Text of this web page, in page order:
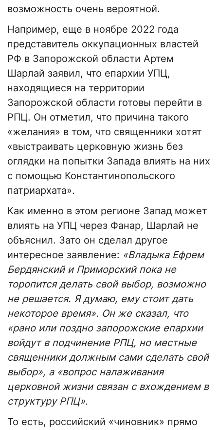
возможность очень вероятной.
Например, еще в ноябре 2022 года
представитель оккупационных властей
РФ в Запорожской области Артем
Шарлай заявил, что епархии УПЦ,
находящиеся на территории
Запорожской области готовы перейти в
РПЦ. Он отметил, что причина такого
«желания» в том, что священники хотят
«выстраивать церковную жизнь без
оглядки на попытки Запада влиять на них
с помощью Константинопольского
патриархата».
Как именно в этом регионе Запад может
влиять на УПЦ через Фанар, Шарлай не
объяснил. Зато он сделал другое
интересное заявление: «Владыка Ефрем
Бердянский и Приморский пока не
торопится делать свой выбор, возможно
не решается. Я думаю, ему стоит дать
некоторое время». Он же сказал, что
«рано или поздно запорожские епархии
войдут в подчинение РПЦ, но местные
священники должным сами сделать свой
выбор», а «вопрос налаживания
церковной жизни связан с вхождением в
структуру РПЦ».
То есть, российский «чиновник» прямо